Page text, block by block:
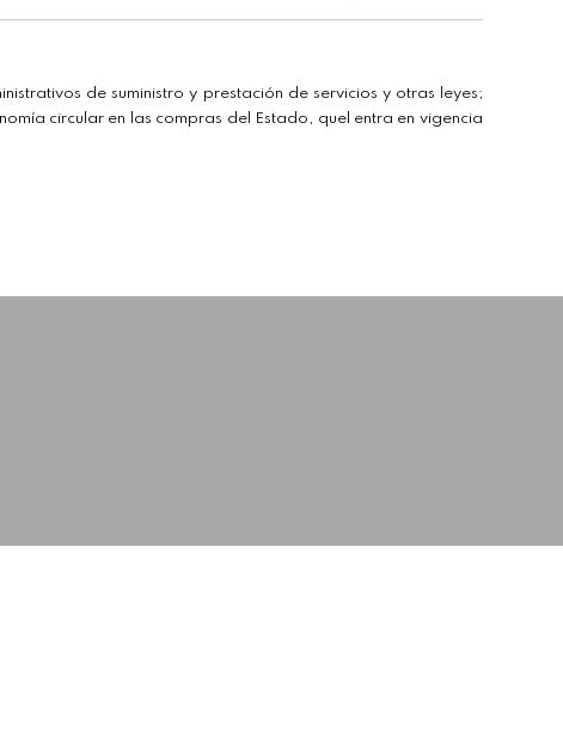
de suministro y prestación de servicios y otras leyes;
circular en las compras del Estado, quel entra en vigencia